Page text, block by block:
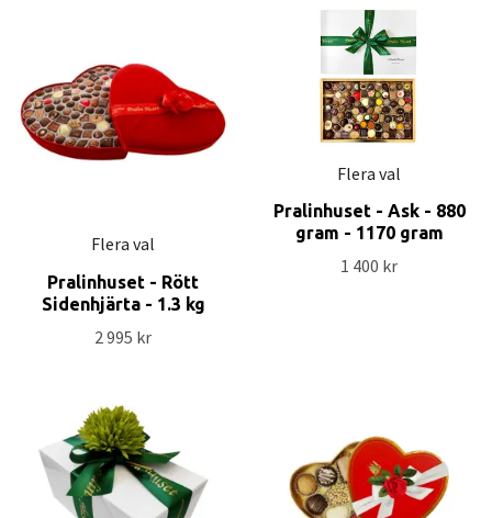
Flera val
Pralinhuset - Rött
Sidenhjärta - 1.3 kg
2 995 kr
Flera val
Pralinhuset - Ask - 880
gram - 1170 gram
1 400 kr